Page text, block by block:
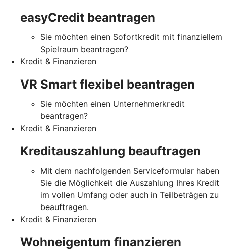
easyCredit beantragen
Sie möchten einen Sofortkredit mit finanziellem
Spielraum beantragen?
Kredit & Finanzieren
VR Smart flexibel beantragen
Sie möchten einen Unternehmerkredit
beantragen?
Kredit & Finanzieren
Kreditauszahlung beauftragen
Mit dem nachfolgenden Serviceformular haben
Sie die Möglichkeit die Auszahlung Ihres Kredit
im vollen Umfang oder auch in Teilbeträgen zu
beauftragen.
Kredit & Finanzieren
Wohneigentum finanzieren